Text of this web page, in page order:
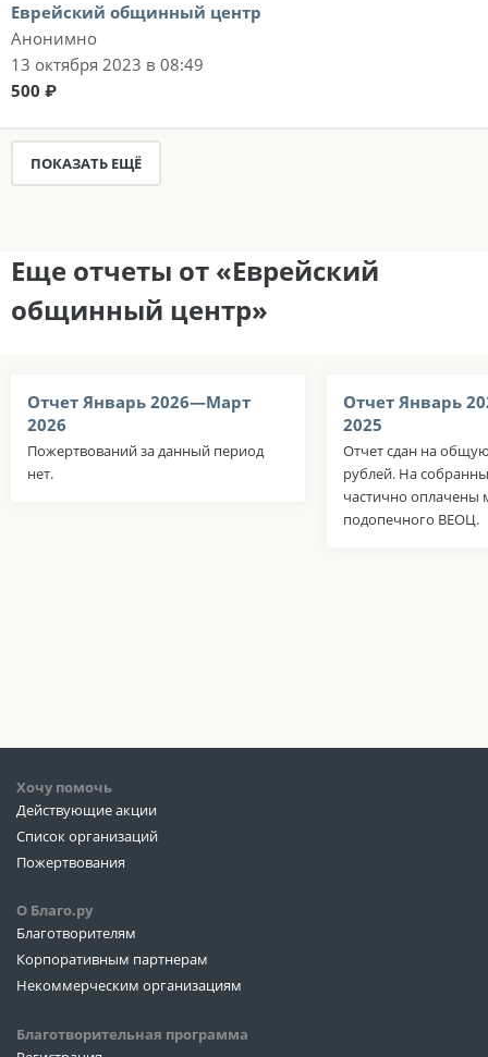
Еврейский общинный центр
Анонимно
13 октября 2023 в 08:49
500 ₽
ПОКАЗАТЬ ЕЩЁ
Еще отчеты от «Еврейский
общинный центр»
Отчет Январь 2026—Март
2026
Пожертвований за данный период
нет.
Отчет Январь
2025
Отчет сдан на
рублей. На
частично оплачены
подопечного ВЕОЦ.
Хочу помочь
Действующие акции
Список организаций
Пожертвования
О Благо.ру
Благотворителям
Корпоративным партнерам
Некоммерческим организациям
Благотворительная программа